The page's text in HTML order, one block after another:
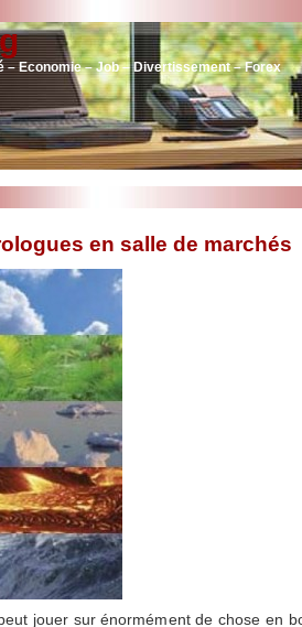
– Economie – Job – Divertissement – Forex
en salle de marchés
jouer sur énormément de chose en